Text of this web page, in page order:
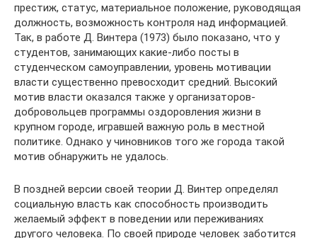
престиж, статус, материальное положение, руководящая
должность, возможность контроля над информацией.
Так, в работе Д. Винтера (1973) было показано, что у
студентов, занимающих какие-либо посты в
студенческом самоуправлении, уровень мотивации
власти существенно превосходит средний. Высокий
мотив власти оказался также у организаторов-
добровольцев программы оздоровления жизни в
крупном городе, игравшей важную роль в местной
политике. Однако у чиновников того же города такой
мотив обнаружить не удалось.
В поздней версии своей теории Д. Винтер определял
социальную власть как способность производить
желаемый эффект в поведении или переживаниях
другого человека. По своей природе человек заботится